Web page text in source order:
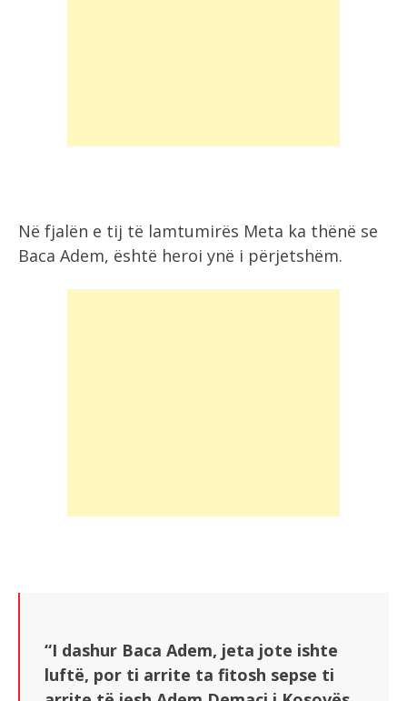
Në fjalën e tij të lamtumirës Meta ka thënë se
Baca Adem, është heroi ynë i përjetshëm.
“I dashur Baca Adem, jeta jote ishte
luftë, por ti arrite ta fitosh sepse ti